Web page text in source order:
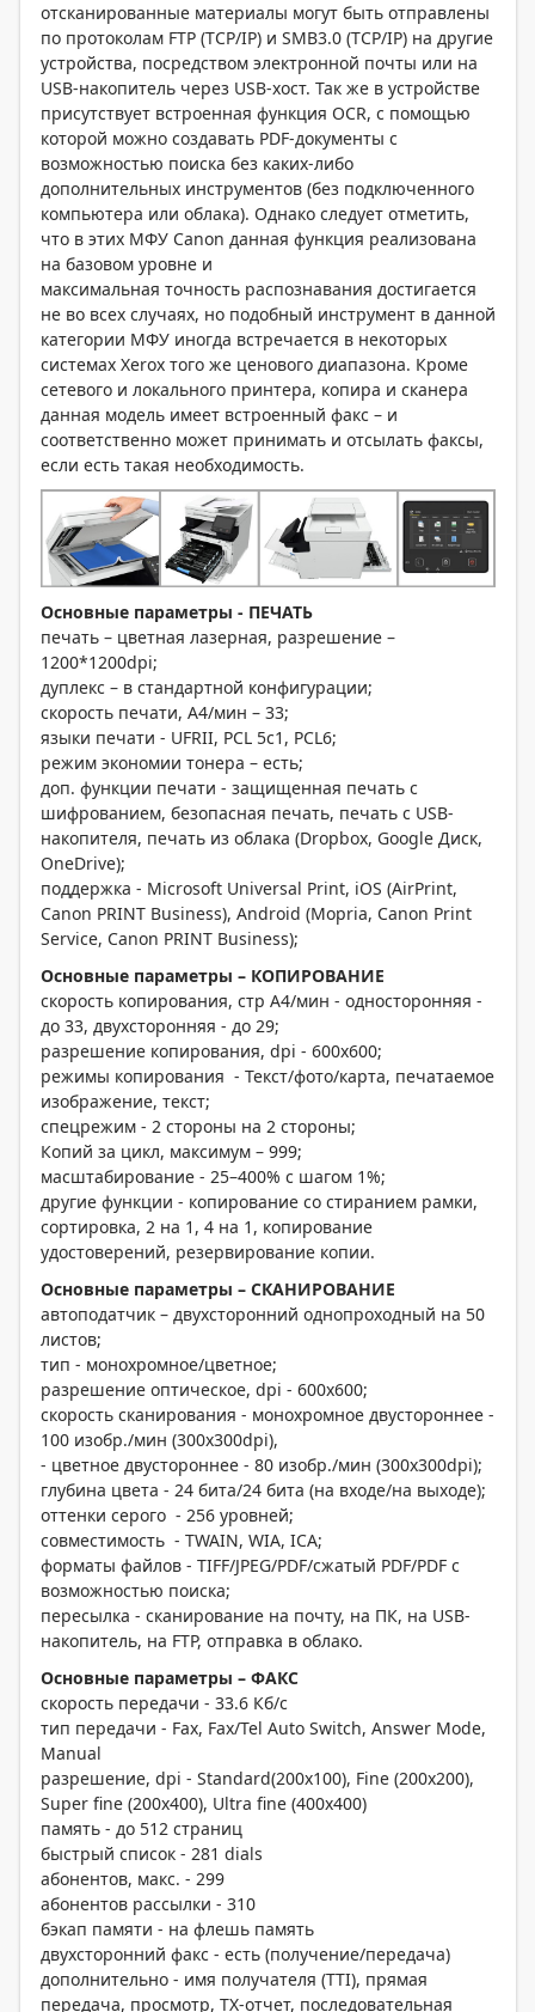
отсканированные материалы могут быть отправлены
по протоколам FTP (TCP/IP) и SMB3.0 (TCP/IP) на другие
устройства, посредством электронной почты или на
USB-накопитель через USB-хост. Так же в устройстве
присутствует встроенная функция OCR, с помощью
которой можно создавать PDF-документы с
возможностью поиска без каких-либо
дополнительных инструментов (без подключенного
компьютера или облака). Однако следует отметить,
что в этих МФУ Canon данная функция реализована
на базовом уровне и
максимальная точность распознавания достигается
не во всех случаях, но подобный инструмент в данной
категории МФУ иногда встречается в некоторых
системах Xerox того же ценового диапазона. Кроме
сетевого и локального принтера, копира и сканера
данная модель имеет встроенный факс – и
соответственно может принимать и отсылать факсы,
если есть такая необходимость.
Основные параметры - ПЕЧАТЬ
печать – цветная лазерная, разрешение –
1200*1200dpi;
дуплекс – в стандартной конфигурации;
скорость печати, А4/мин – 33;
языки печати - UFRII, PCL 5c1, PCL6;
режим экономии тонера – есть;
доп. функции печати - защищенная печать с
шифрованием, безопасная печать, печать с USB-
накопителя, печать из облака (Dropbox, Google Диск,
OneDrive);
поддержка - Microsoft Universal Print, iOS (AirPrint,
Canon PRINT Business), Android (Mopria, Canon Print
Service, Canon PRINT Business);
Основные параметры – КОПИРОВАНИЕ
скорость копирования, стр А4/мин - односторонняя -
до 33, двухсторонняя - до 29;
разрешение копирования, dpi - 600х600;
режимы копирования - Текст/фото/карта, печатаемое
изображение, текст;
спецрежим - 2 стороны на 2 стороны;
Копий за цикл, максимум – 999;
масштабирование - 25–400% с шагом 1%;
другие функции - копирование со стиранием рамки,
сортировка, 2 на 1, 4 на 1, копирование
удостоверений, резервирование копии.
Основные параметры – СКАНИРОВАНИЕ
автоподатчик – двухсторонний однопроходный на 50
листов;
тип - монохромное/цветное;
разрешение оптическое, dpi - 600x600;
скорость сканирования - монохромное двустороннее -
100 изобр./мин (300x300dpi),
- цветное двустороннее - 80 изобр./мин (300x300dpi);
глубина цвета - 24 бита/24 бита (на входе/на выходе);
оттенки серого - 256 уровней;
совместимость - TWAIN, WIA, ICA;
форматы файлов - TIFF/JPEG/PDF/сжатый PDF/PDF с
возможностью поиска;
пересылка - сканирование на почту, на ПК, на USB-
накопитель, на FTP, отправка в облако.
Основные параметры – ФАКС
скорость передачи - 33.6 Кб/с
тип передачи - Fax, Fax/Tel Auto Switch, Answer Mode,
Manual
разрешение, dpi - Standard(200x100), Fine (200x200),
Super fine (200x400), Ultra fine (400x400)
память - до 512 страниц
быстрый список - 281 dials
абонентов, макс. - 299
абонентов рассылки - 310
бэкап памяти - на флешь память
двухсторонний факс - есть (получение/передача)
дополнительно - имя получателя (TTI), прямая
передача, просмотр, TX-отчет, последовательная